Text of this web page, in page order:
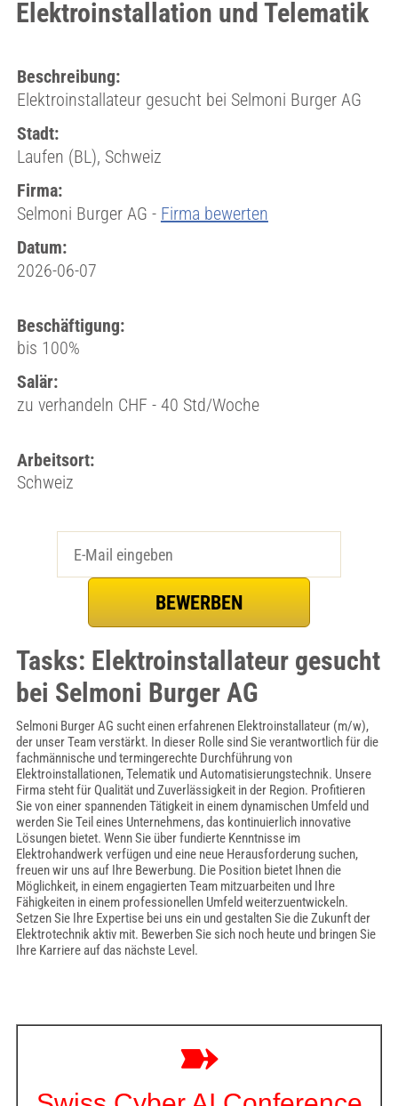
Elektroinstallation und Telematik
Beschreibung:
Elektroinstallateur gesucht bei Selmoni Burger AG
Stadt:
Laufen (BL), Schweiz
Firma:
Selmoni Burger AG - Firma bewerten
Datum:
2026-06-07
Beschäftigung:
bis 100%
Salär:
zu verhandeln CHF - 40 Std/Woche
Arbeitsort:
Schweiz
Tasks: Elektroinstallateur gesucht
bei Selmoni Burger AG
Selmoni Burger AG sucht einen erfahrenen Elektroinstallateur (m/w),
der unser Team verstärkt. In dieser Rolle sind Sie verantwortlich für die
fachmännische und termingerechte Durchführung von
Elektroinstallationen, Telematik und Automatisierungstechnik. Unsere
Firma steht für Qualität und Zuverlässigkeit in der Region. Profitieren
Sie von einer spannenden Tätigkeit in einem dynamischen Umfeld und
werden Sie Teil eines Unternehmens, das kontinuierlich innovative
Lösungen bietet. Wenn Sie über fundierte Kenntnisse im
Elektrohandwerk verfügen und eine neue Herausforderung suchen,
freuen wir uns auf Ihre Bewerbung. Die Position bietet Ihnen die
Möglichkeit, in einem engagierten Team mitzuarbeiten und Ihre
Fähigkeiten in einem professionellen Umfeld weiterzuentwickeln.
Setzen Sie Ihre Expertise bei uns ein und gestalten Sie die Zukunft der
Elektrotechnik aktiv mit. Bewerben Sie sich noch heute und bringen Sie
Ihre Karriere auf das nächste Level.